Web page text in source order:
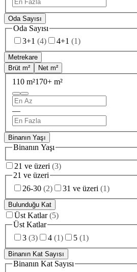
Oda Sayısı
Oda Sayısı
3+1 (4) 4+1 (1)
Metrekare
Brüt m²
Net m²
110 m²170+ m²
—
Binanın Yaşı
Binanın Yaşı
21 ve üzeri (3)
21 ve üzeri
26-30 (2) 31 ve üzeri (1)
Bulunduğu Kat
Üst Katlar (5)
Üst Katlar
3 (3) 4 (1) 5 (1)
Binanın Kat Sayısı
Binanın Kat Sayısı